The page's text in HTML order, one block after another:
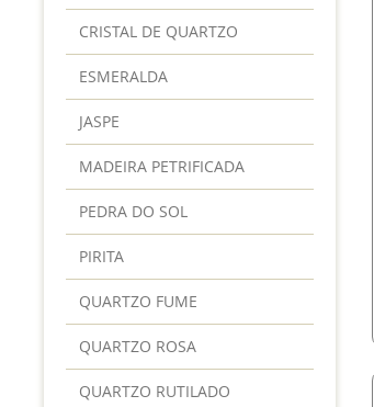
CRISTAL DE QUARTZO
ESMERALDA
JASPE
MADEIRA PETRIFICADA
PEDRA DO SOL
PIRITA
QUARTZO FUME
QUARTZO ROSA
QUARTZO RUTILADO